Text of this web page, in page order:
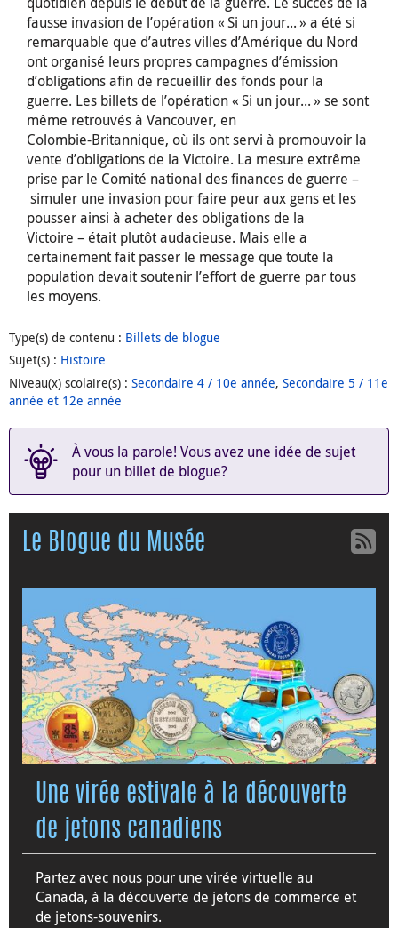
fausse invasion de l’opération « Si un jour... » a été si
remarquable que d’autres villes d’Amérique du Nord
ont organisé leurs propres campagnes d’émission
d’obligations afin de recueillir des fonds pour la
guerre. Les billets de l’opération « Si un jour... » se sont
même retrouvés à Vancouver, en
Colombie- Britannique, où ils ont servi à promouvoir la
vente d’obligations de la Victoire. La mesure extrême
prise par le Comité national des finances de guerre –
simuler une invasion pour faire peur aux gens et les
pousser ainsi à acheter des obligations de la
Victoire – était plutôt audacieuse. Mais elle a
certainement fait passer le message que toute la
population devait soutenir l’effort de guerre par tous
les moyens.
Type(s) de contenu : Billets de blogue
Sujet(s) : Histoire
Niveau(x) scolaire(s) : Secondaire 4 / 10e année, Secondaire 5 / 11e
année et 12e année
À vous la parole! Vous avez une idée de sujet
pour un billet de blogue?
Le Blogue du Musée
Une virée estivale à la découverte
de jetons canadiens
Partez avec nous pour une virée virtuelle au
Canada, à la découverte de jetons de commerce et
de jetons-souvenirs.